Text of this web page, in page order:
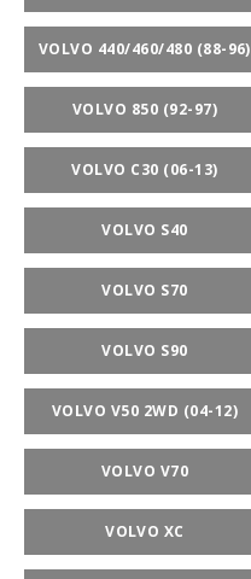
VOLVO 440/460/480 (88-96)
VOLVO 850 (92-97)
VOLVO C30 (06-13)
VOLVO S40
VOLVO S70
VOLVO S90
VOLVO V50 2WD (04-12)
VOLVO V70
VOLVO XC